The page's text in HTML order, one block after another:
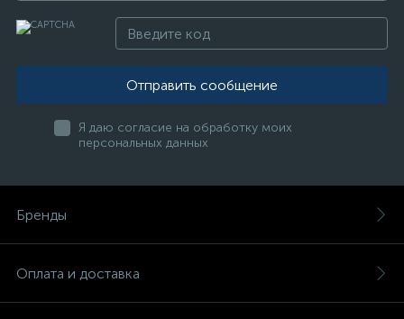
Отправить сообщение
Я даю согласие на обработку моих
персональных данных
Бренды
Оплата и доставка